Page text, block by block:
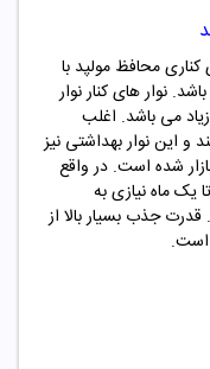
کناری محافظ مولپد با
نوار های کنار نوار
می باشد. اغلب
و این نوار بهداشتی نیز
شده است. در واقع
خرید یک بسته 8 عددی تا یک ماه نیازی به
جذب بسیار بالا از
است.